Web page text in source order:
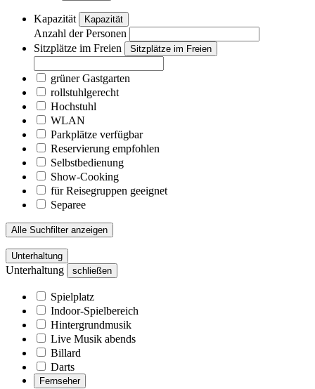
Kapazität Kapazität
Anzahl der Personen
Sitzplätze im Freien
Sitzplätze im Freien
grüner Gastgarten
rollstuhlgerecht
Hochstuhl
WLAN
Parkplätze verfügbar
Reservierung empfohlen
Selbstbedienung
Show-Cooking
für Reisegruppen geeignet
Separee
Alle Suchfilter anzeigen
Unterhaltung
Unterhaltung schließen
Spielplatz
Indoor-Spielbereich
Hintergrundmusik
Live Musik abends
Billard
Darts
Fernseher